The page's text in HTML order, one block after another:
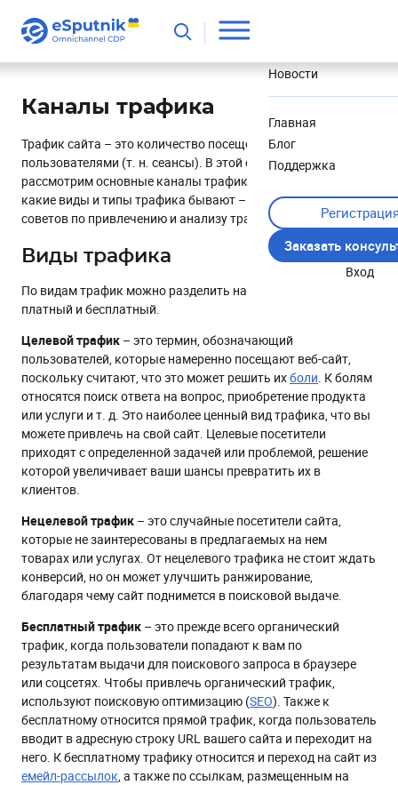
Новости
Главная
Блог
Поддержка
Заказать
Вход
Каналы трафика
Трафик сайта – это количество посещений веб-сайта
пользователями (т. н. сеансы). В этой статье мы
рассмотрим основные каналы трафика: что это такое,
какие виды и типы трафика бывают – и дадим несколько
советов по привлечению и анализу трафика на сайте.
Виды трафика
По видам трафик можно разделить на целевой и нецелевой,
платный и бесплатный.
Целевой трафик – это термин, обозначающий
пользователей, которые намеренно посещают веб-сайт,
поскольку считают, что это может решить ихболи. К болям
относятся поиск ответа на вопрос, приобретение продукта
или услуги и т. д. Это наиболее ценный вид трафика, что вы
можете привлечь на свой сайт. Целевые посетители
приходят с определенной задачей или проблемой, решение
которой увеличивает ваши шансы превратить их в
клиентов.
Нецелевой трафик – это случайные посетители сайта,
которые не заинтересованы в предлагаемых на нем
товарах или услугах. От нецелевого трафика не стоит ждать
конверсий, но он может улучшить ранжирование,
благодаря чему сайт поднимется в поисковой выдаче.
Бесплатный трафик – это прежде всего органический
трафик, когда пользователи попадают к вам по
результатам выдачи для поискового запроса в браузере
или соцсетях. Чтобы привлечь органический трафик,
используют поисковую оптимизацию (SEO). Также к
бесплатному относится прямой трафик, когда пользователь
вводит в адресную строку URL вашего сайта и переходит на
него. К бесплатному трафику относится и переход на сайт из
емейл-рассылок, а также по ссылкам, размещенным на